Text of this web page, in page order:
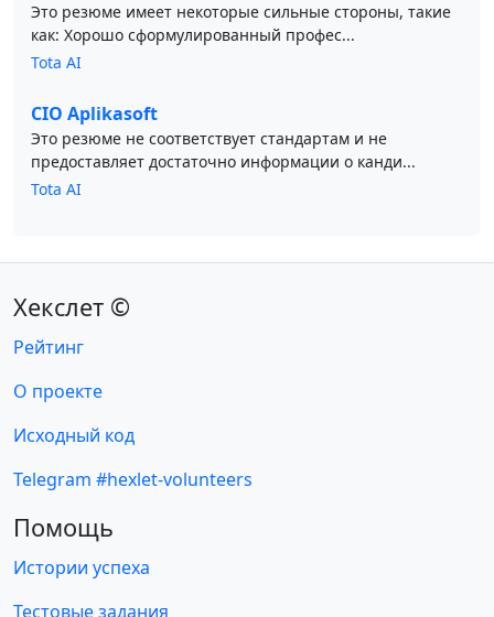
Это резюме имеет некоторые сильные стороны, такие
как: Хорошо сформулированный профес...
Tota AI
CIO Aplikasoft
Это резюме не соответствует стандартам и не
предоставляет достаточно информации о канди...
Tota AI
Хекслет ©
Рейтинг
О проекте
Исходный код
Telegram #hexlet-volunteers
Помощь
Истории успеха
Тестовые задания